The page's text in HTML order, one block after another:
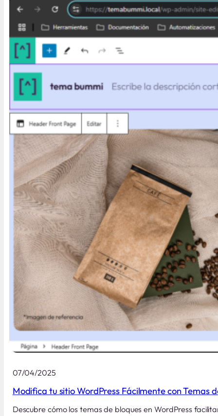
07/04/2025
Modifica tu sitio WordPress Fácilmente con Temas
Descubre cómo los temas de bloques en WordPress